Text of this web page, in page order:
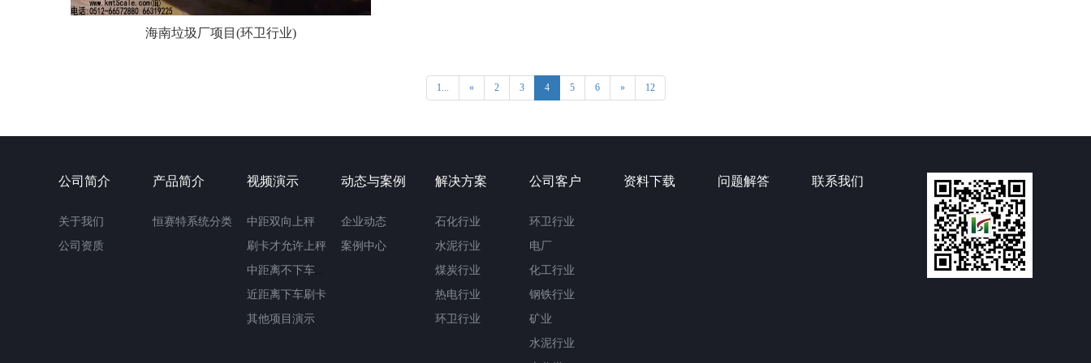
海南垃圾厂项目(环卫行业)
1... « 2 3 4 5 6 » 12
公司简介
关于我们
公司资质
产品简介
恒赛特系统分类
视频演示
中距双向上秤
刷卡才允许上秤
近距离下车刷卡
其他项目演示
动态与案例
企业动态
案例中心
解决方案
石化行业
水泥行业
煤炭行业
热电行业
环卫行业
公司客户
环卫行业
电厂
化工行业
钢铁行业
矿业
水泥行业
资料下载 问题解答 联系我们